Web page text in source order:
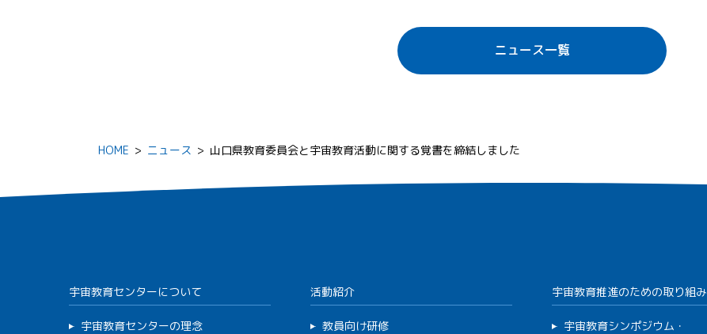
ニュース一覧
HOME > ニュース > 山口県教育委員会と宇宙教育活動に関する覚書を締結しました
宇宙教育センターについて
宇宙教育センターの理念
活動紹介
教員向け研修
宇宙教育推進のための取り組み
宇宙教育シンポジウム・